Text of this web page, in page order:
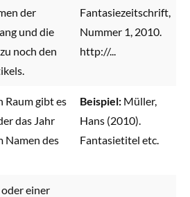
der
und die
noch den
Fantasiezeitschrift,
Nummer 1, 2010.
http://...
Raum gibt es
das Jahr
Namen des
Beispiel: Müller,
Hans (2010).
Fantasietitel etc.
einer